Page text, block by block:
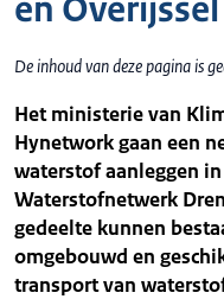
en Overijssel
De inhoud van deze pagina is
Het ministerie van
Hynetwork gaan een
waterstof aanleggen
Waterstofnetwerk
gedeelte kunnen
omgebouwd en
transport van